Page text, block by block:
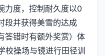
力度，控制耐久度以0
段并获得美雪的达成
错时有额外奖赏） 体
校操场与镜进行田径训